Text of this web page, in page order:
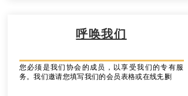
呼唤我们
您必须是我们协会的成员，以享受我们的专有服
务。我们邀请您填写我们的会员表格或在线兂劂